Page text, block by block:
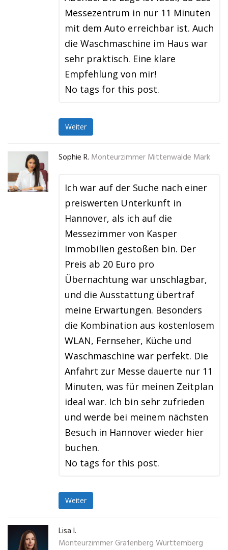
Messezentrum in nur 11 Minuten
mit dem Auto erreichbar ist. Auch
die Waschmaschine im Haus war
sehr praktisch. Eine klare
Empfehlung von mir!
No tags for this post.
Weiter
Sophie R. Monteurzimmer Mittenwalde Mark
Ich war auf der Suche nach einer
preiswerten Unterkunft in
Hannover, als ich auf die
Messezimmer von Kasper
Immobilien gestoßen bin. Der
Preis ab 20 Euro pro
Übernachtung war unschlagbar,
und die Ausstattung übertraf
meine Erwartungen. Besonders
die Kombination aus kostenlosem
WLAN, Fernseher, Küche und
Waschmaschine war perfekt. Die
Anfahrt zur Messe dauerte nur 11
Minuten, was für meinen Zeitplan
ideal war. Ich bin sehr zufrieden
und werde bei meinem nächsten
Besuch in Hannover wieder hier
buchen.
No tags for this post.
Weiter
Lisa I.
Monteurzimmer Grafenberg Württemberg